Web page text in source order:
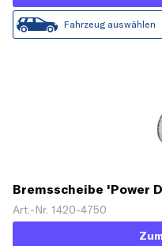
Fahrzeug auswählen
Bremsscheibe 'Power
Art.-Nr. 1420-4750